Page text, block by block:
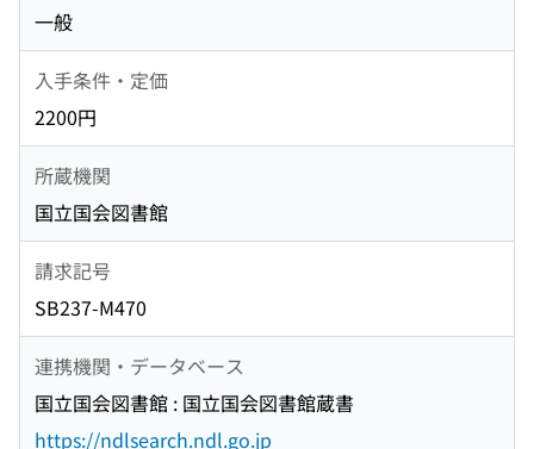
一般
入手条件・定価
2200円
所蔵機関
国立国会図書館
請求記号
SB237-M470
連携機関・データベース
国立国会図書館 : 国立国会図書館蔵書
https://ndlsearch.ndl.go.jp